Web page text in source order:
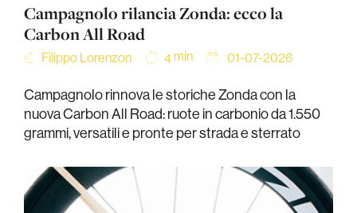
Campagnolo rilancia Zonda: ecco la
Carbon All Road
Filippo Lorenzon 4 min 01-07-2026
Campagnolo rinnova le storiche Zonda con la
nuova Carbon All Road: ruote in carbonio da 1.550
grammi, versatili e pronte per strada e sterrato